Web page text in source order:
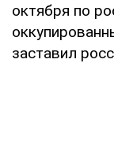
октября по
заставил